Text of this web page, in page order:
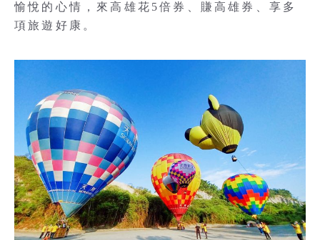
愉悅的心情，來高雄花5倍券、賺高雄券、享多
項旅遊好康。